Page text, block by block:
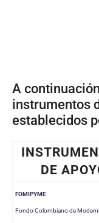
A
instrumentos
establecidos
DE
FOMIPYME
Fondo Colombiano de